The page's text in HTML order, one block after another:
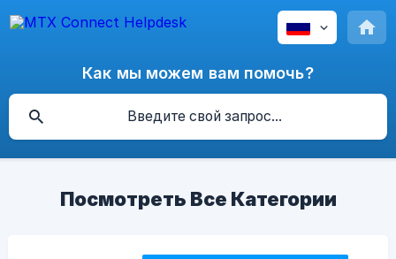
Как мы можем вам помочь?
Посмотреть Все Категории